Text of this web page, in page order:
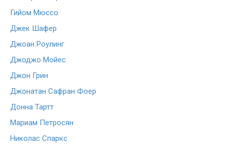
Гийом Мюссо
Джек Шафер
Джоан Роулинг
Джоджо Мойес
Джон Грин
Джонатан Сафран Фоер
Донна Тартт
Мариам Петросян
Николас Спаркс